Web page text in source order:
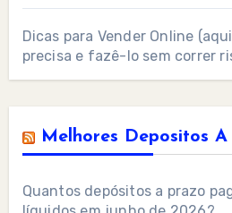
Dicas para Vender Online
precisa e fazê-lo sem correr
Melhores Depositos
Quantos depósitos a prazo